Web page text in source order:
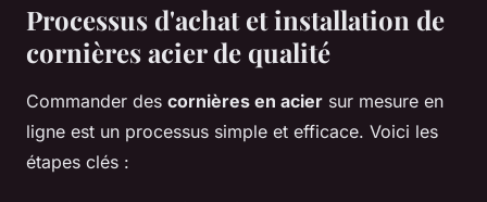
Processus d'achat et installation de
cornières acier de qualité
Commander des cornières en acier sur mesure en
ligne est un processus simple et efficace. Voici les
étapes clés :